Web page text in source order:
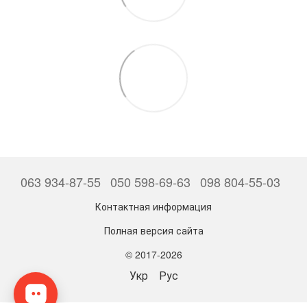
063 934-87-55 050 598-69-63 098 804-55-03
Контактная информация
Полная версия сайта
© 2017-2026
Укр Рус